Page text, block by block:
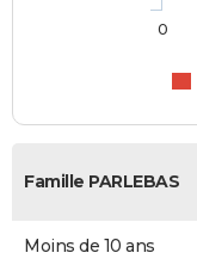
0
Famille PARLEBAS
Moins de 10 ans